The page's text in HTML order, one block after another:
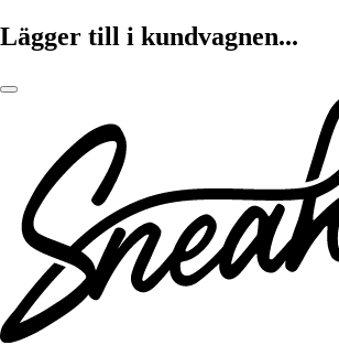
Lägger till i kundvagnen...